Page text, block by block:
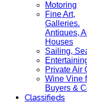
Motoring
Fine Art,
Galleries.
Antiques,
Houses
Sailing,
Private Air
Wine Vine
Buyers &
Classifieds